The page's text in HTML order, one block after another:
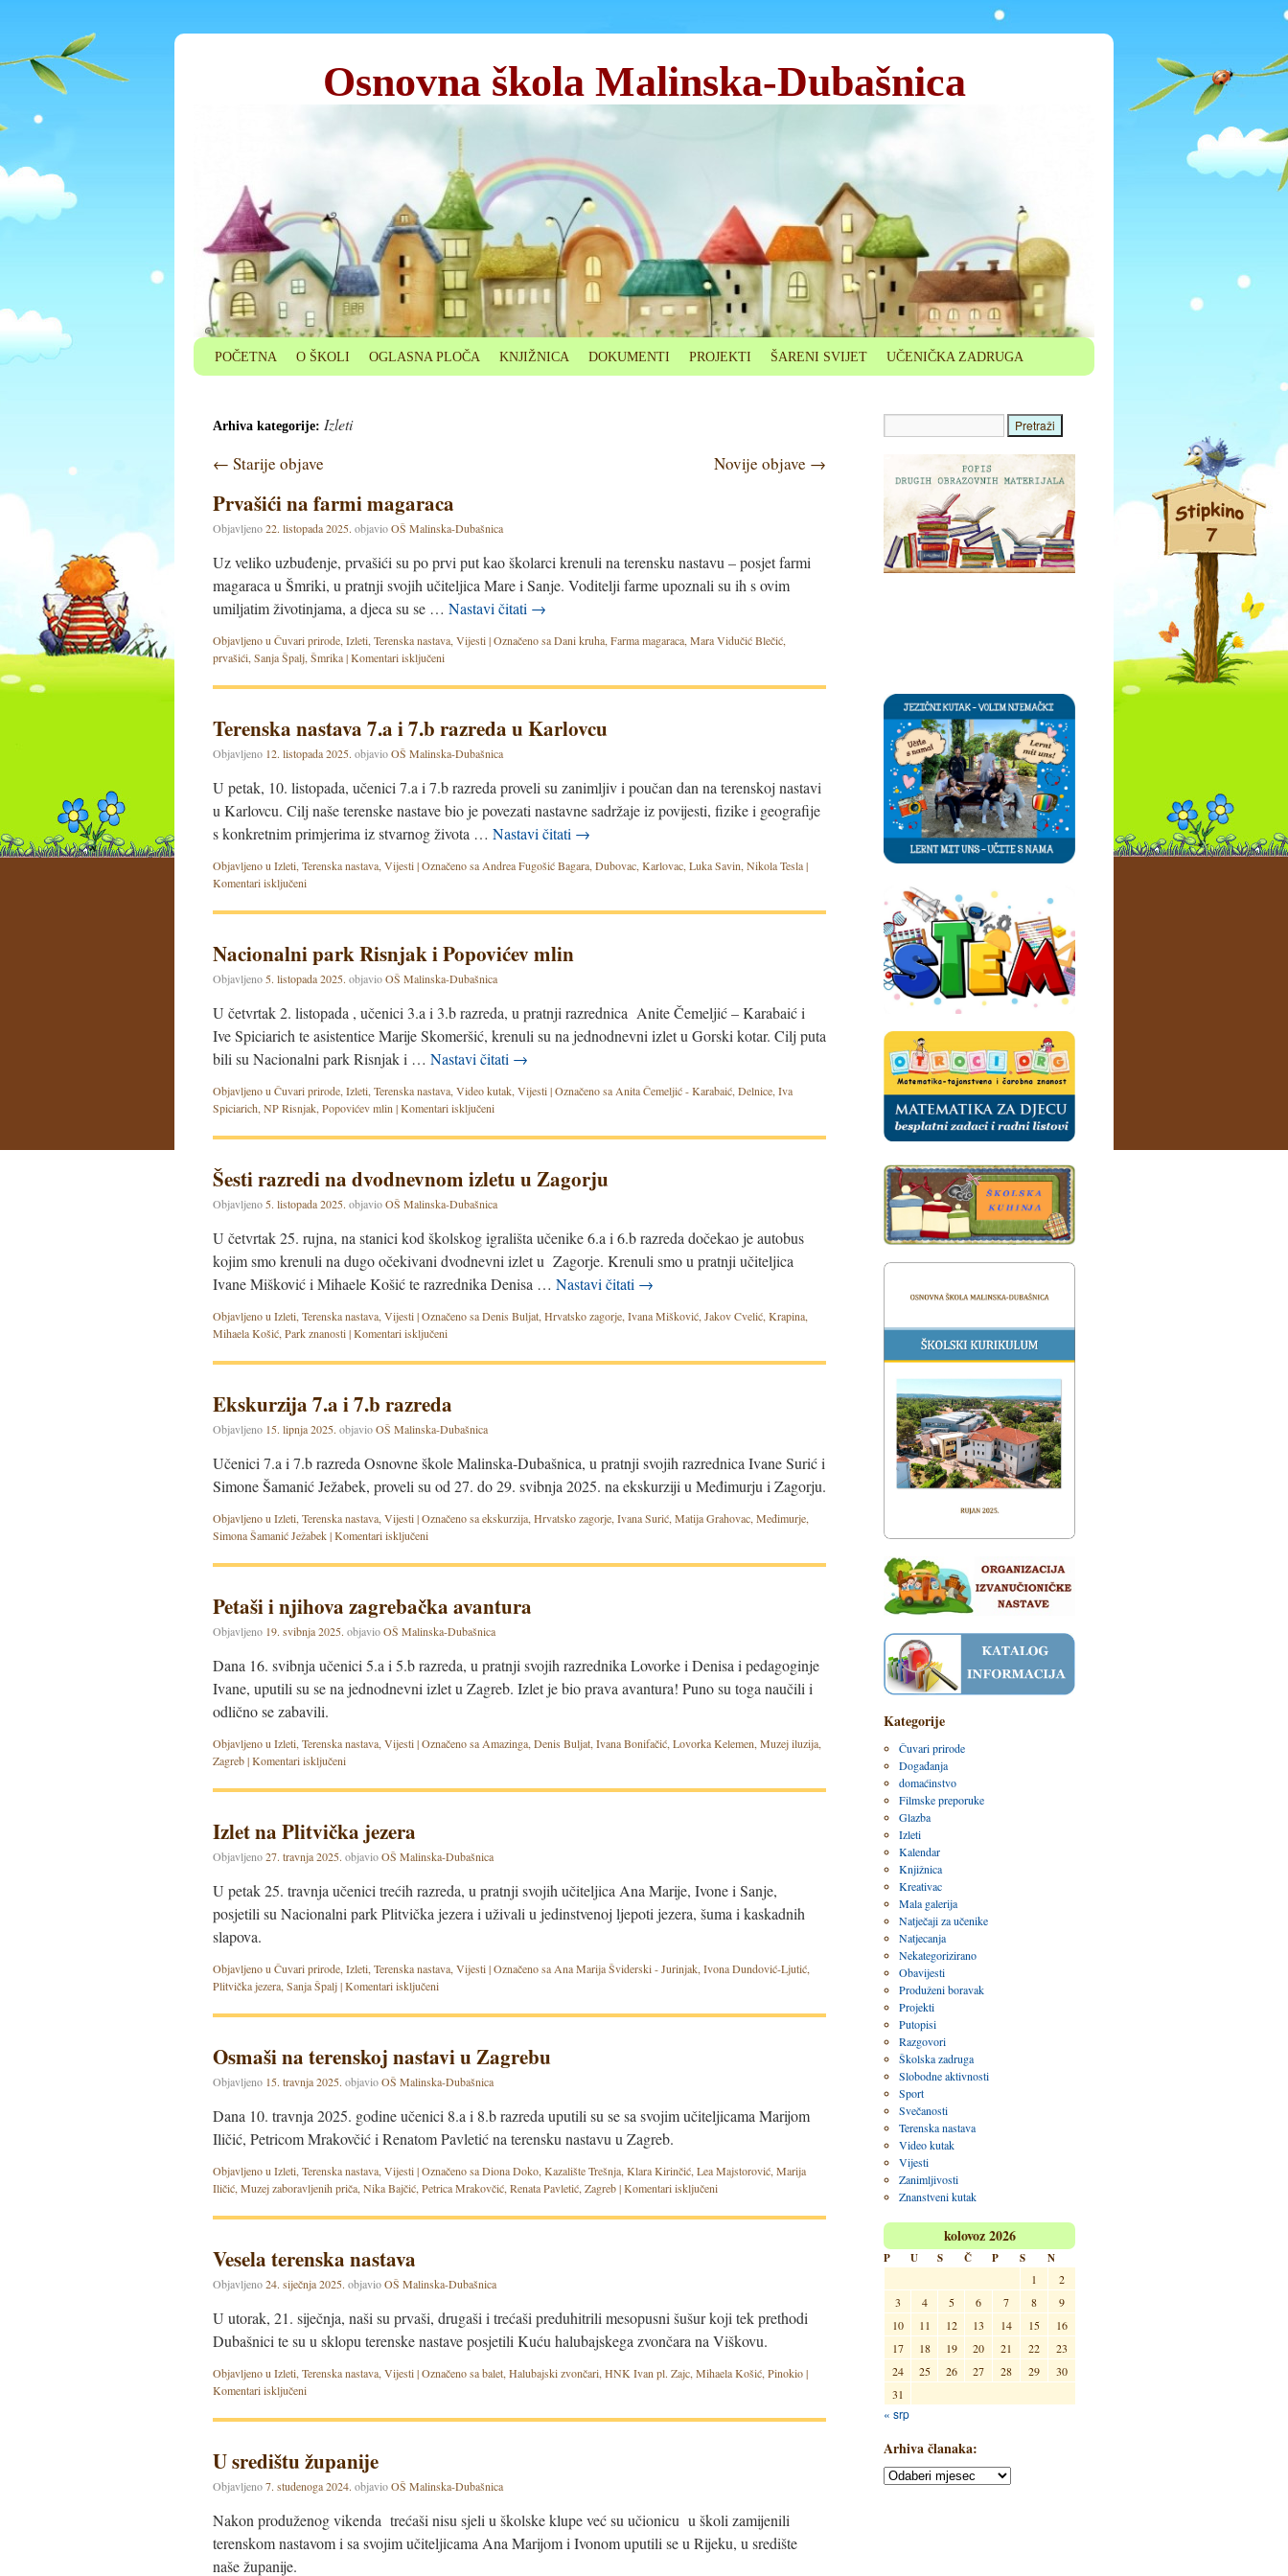
Osnovna škola Malinska-Dubašnica
POČETNA O ŠKOLI OGLASNA PLOČA KNJIŽNICA DOKUMENTI PROJEKTI ŠARENI SVIJET UČENIČKA ZADRUGA
Arhiva kategorije: Izleti
← Starije objave Novije objave →
Prvašići na farmi magaraca
Objavljeno22. listopada 2025. objavioOŠ Malinska-Dubašnica
Uz veliko uzbuđenje, prvašići su po prvi put kao školarci krenuli na terensku nastavu – posjet farmi
magaraca u Šmriki, u pratnji svojih učiteljica Mare i Sanje. Voditelji farme upoznali su ih s ovim
umiljatim životinjama, a djeca su se … Nastavi čitati →
Objavljeno u Čuvari prirode, Izleti, Terenska nastava, Vijesti|Označeno saDani kruha, Farma magaraca, Mara Vidučić Blečić,
prvašići, Sanja Špalj, Šmrika|Komentari isključeni
Terenska nastava 7.a i 7.b razreda u Karlovcu
Objavljeno 12. listopada 2025. objavioOŠ Malinska-Dubašnica
U petak, 10. listopada, učenici 7.a i 7.b razreda proveli su zanimljiv i poučan dan na terenskoj nastavi
u Karlovcu. Cilj naše terenske nastave bio je povezati nastavne sadržaje iz povijesti, fizike i geografije
s konkretnim primjerima iz stvarnog života … Nastavi čitati →
Objavljeno u Izleti, Terenska nastava, Vijesti|Označeno sa Andrea Fugošić Bagara, Dubovac, Karlovac, Luka Savin, Nikola Tesla|
Komentari isključeni
Nacionalni park Risnjak i Popovićev mlin
Objavljeno 5. listopada 2025. objavioOŠ Malinska-Dubašnica
U četvrtak 2. listopada , učenici 3.a i 3.b razreda, u pratnji razrednica Anite Čemeljić – Karabaić i
Ive Spiciarich te asistentice Marije Skomeršić, krenuli su na jednodnevni izlet u Gorski kotar. Cilj puta
bili su Nacionalni park Risnjak i … Nastavi čitati →
Objavljeno u Čuvari prirode, Izleti, Terenska nastava, Video kutak, Vijesti|Označeno sa Anita Čemeljić - Karabaić, Delnice, Iva
Spiciarich, NP Risnjak, Popovićev mlin |Komentari isključeni
Šesti razredi na dvodnevnom izletu u Zagorju
Objavljeno 5. listopada 2025. objavioOŠ Malinska-Dubašnica
U četvrtak 25. rujna, na stanici kod školskog igrališta učenike 6.a i 6.b razreda dočekao je autobus
kojim smo krenuli na dugo očekivani dvodnevni izlet u Zagorje. Krenuli smo u pratnji učiteljica
Ivane Mišković i Mihaele Košić te razrednika Denisa … Nastavi čitati →
Objavljeno u Izleti, Terenska nastava, Vijesti|Označeno saDenis Buljat, Hrvatsko zagorje, Ivana Mišković, Jakov Cvelić, Krapina,
Mihaela Košić, Park znanosti|Komentari isključeni
Ekskurzija 7.a i 7.b razreda
Objavljeno 15. lipnja 2025. objavioOŠ Malinska-Dubašnica
Učenici 7.a i 7.b razreda Osnovne škole Malinska-Dubašnica, u pratnji svojih razrednica Ivane Surić i
Simone Šamanić Ježabek, proveli su od 27. do 29. svibnja 2025. na ekskurziji u Međimurju i Zagorju.
Objavljeno u Izleti, Terenska nastava, Vijesti|Označeno saekskurzija, Hrvatsko zagorje, Ivana Surić, Matija Grahovac, Međimurje,
Simona Šamanić Ježabek|Komentari isključeni
Petaši i njihova zagrebačka avantura
Objavljeno 19. svibnja 2025. objavioOŠ Malinska-Dubašnica
Dana 16. svibnja učenici 5.a i 5.b razreda, u pratnji svojih razrednika Lovorke i Denisa i pedagoginje
Ivane, uputili su se na jednodnevni izlet u Zagreb. Izlet je bio prava avantura! Puno su toga naučili i
odlično se zabavili.
Objavljeno u Izleti, Terenska nastava, Vijesti|Označeno sa Amazinga, Denis Buljat, Ivana Bonifačić, Lovorka Kelemen, Muzej iluzija,
Zagreb|Komentari isključeni
Izlet na Plitvička jezera
Objavljeno27. travnja 2025. objavioOŠ Malinska-Dubašnica
U petak 25. travnja učenici trećih razreda, u pratnji svojih učiteljica Ana Marije, Ivone i Sanje,
posjetili su Nacionalni park Plitvička jezera i uživali u jedinstvenoj ljepoti jezera, šuma i kaskadnih
slapova.
Objavljeno u Čuvari prirode, Izleti, Terenska nastava, Vijesti|Označeno sa Ana Marija Šviderski - Jurinjak, Ivona Dundović-Ljutić,
Plitvička jezera, Sanja Špalj|Komentari isključeni
Osmaši na terenskoj nastavi u Zagrebu
Objavljeno 15. travnja 2025. objavioOŠ Malinska-Dubašnica
Dana 10. travnja 2025. godine učenici 8.a i 8.b razreda uputili su se sa svojim učiteljicama Marijom
Iličić, Petricom Mrakovčić i Renatom Pavletić na terensku nastavu u Zagreb.
Objavljeno u Izleti, Terenska nastava, Vijesti|Označeno saDiona Doko, Kazalište Trešnja, Klara Kirinčić, Lea Majstorović, Marija
Iličić, Muzej zaboravljenih priča, Nika Bajčić, Petrica Mrakovčić, Renata Pavletić, Zagreb|Komentari isključeni
Vesela terenska nastava
Objavljeno24. siječnja 2025. objavioOŠ Malinska-Dubašnica
U utorak, 21. siječnja, naši su prvaši, drugaši i trećaši preduhitrili mesopusni šušur koji tek prethodi
Dubašnici te su u sklopu terenske nastave posjetili Kuću halubajskega zvončara na Viškovu.
Objavljeno u Izleti, Terenska nastava, Vijesti|Označeno sabalet, Halubajski zvončari, HNK Ivan pl. Zajc, Mihaela Košić, Pinokio|
Komentari isključeni
U središtu županije
Objavljeno7. studenoga 2024. objavioOŠ Malinska-Dubašnica
Nakon produženog vikenda trećaši nisu sjeli u školske klupe već su učionicu u školi zamijenili
terenskom nastavom i sa svojim učiteljicama Ana Marijom i Ivonom uputili se u Rijeku, u središte
naše županije.
Kategorije
Čuvari prirode
Događanja
domaćinstvo
Filmske preporuke
Glazba
Izleti
Kalendar
Knjižnica
Kreativac
Mala galerija
Natječaji za učenike
Natjecanja
Nekategorizirano
Obavijesti
Produženi boravak
Projekti
Putopisi
Razgovori
Školska zadruga
Slobodne aktivnosti
Sport
Svečanosti
Terenska nastava
Video kutak
Vijesti
Zanimljivosti
Znanstveni kutak
kolovoz 2026
P U S Č P S
N
1
2
3
4 5 6 7 8
9
10
11 12 13 14 15
16
17
18 19 20 21 22
23
24
25 26 27 28 29
30
31
« srp
Arhiva članaka: